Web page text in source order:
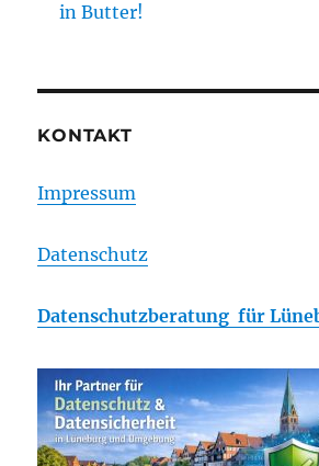
in Butter!
KONTAKT
Impressum
Datenschutz
Datenschutzberatung für